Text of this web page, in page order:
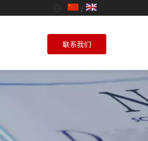
/
联系我们